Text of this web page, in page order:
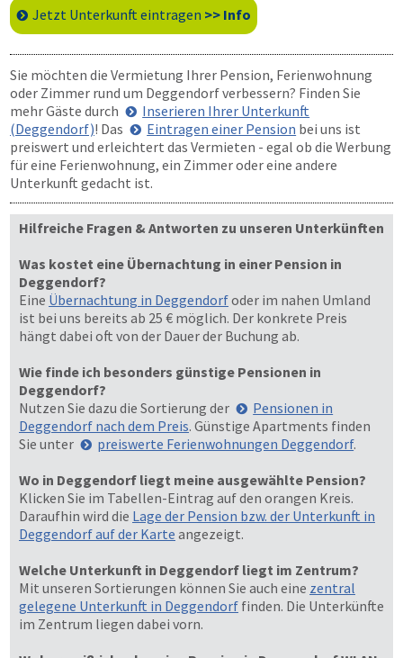
Jetzt Unterkunft eintragen >> Info
Sie möchten die Vermietung Ihrer Pension, Ferienwohnung
oder Zimmer rund um Deggendorf verbessern? Finden Sie
mehr Gäste durch
Inserieren Ihrer Unterkunft
(Deggendorf)! Das Eintragen einer Pension bei uns ist
preiswert und erleichtert das Vermieten - egal ob die Werbung
für eine Ferienwohnung, ein Zimmer oder eine andere
Unterkunft gedacht ist.
Hilfreiche Fragen & Antworten zu unseren Unterkünften
Was kostet eine Übernachtung in einer Pension in
Deggendorf?
Eine Übernachtung in Deggendorfoder im nahen Umland
ist bei uns bereits ab 25 € möglich. Der konkrete Preis
hängt dabei oft von der Dauer der Buchung ab.
Wie finde ich besonders günstige Pensionen in
Deggendorf?
Nutzen Sie dazu die Sortierung der
Pensionen in
Deggendorf nach dem Preis. Günstige Apartments finden
Sie unter
preiswerte Ferienwohnungen Deggendorf.
Wo in Deggendorf liegt meine ausgewählte Pension?
Klicken Sie im Tabellen-Eintrag auf den orangen Kreis.
Daraufhin wird die Lage der Pension bzw. der Unterkunft in
Deggendorf auf der Karte angezeigt.
Welche Unterkunft in Deggendorf liegt im Zentrum?
Mit unseren Sortierungen können Sie auch eine zentral
gelegene Unterkunft in Deggendorf finden. Die Unterkünfte
im Zentrum liegen dabei vorn.